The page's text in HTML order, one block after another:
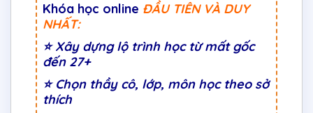
Khóa học online ĐẦU TIÊN VÀ DUY
NHẤT:
⭐Xây dựng lộ trình học từ mất gốc
đến 27+
⭐ Chọn thầy cô, lớp, môn học theo sở
thích